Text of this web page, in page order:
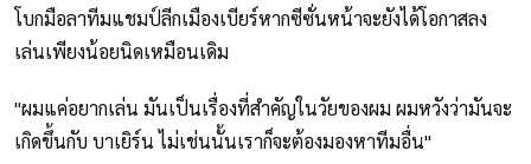
โบกมือลาทีมแชมป์ลีกเมืองเบียร์หากซีซั่นหน้าจะยังได้โอกาสลง
เล่นเพียงน้อยนิดเหมือนเดิม
"ผมแค่อยากเล่น มันเป็นเรื่องที่สำคัญในวัยของผม ผมหวังว่ามันจะ
เกิดขึ้นกับ บาเยิร์น ไม่เช่นนั้นเราก็จะต้องมองหาทีมอื่น"